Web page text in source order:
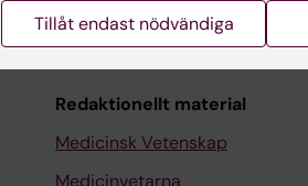
Redaktionellt material
Medicinsk Vetenskap
Medicinvetarna
Tillåt endast nödvändiga